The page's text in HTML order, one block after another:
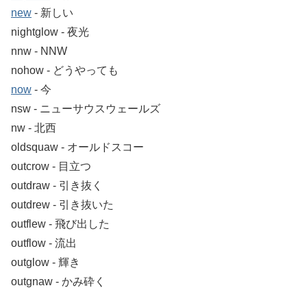
new ‐ 新しい
nightglow ‐ 夜光
nnw ‐ NNW
nohow ‐ どうやっても
now ‐ 今
nsw ‐ ニューサウスウェールズ
nw ‐ 北西
oldsquaw ‐ オールドスコー
outcrow ‐ 目立つ
outdraw ‐ 引き抜く
outdrew ‐ 引き抜いた
outflew ‐ 飛び出した
outflow ‐ 流出
outglow ‐ 輝き
outgnaw ‐ かみ砕く